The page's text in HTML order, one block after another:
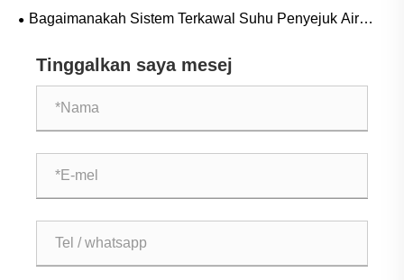
Penyejuk Mandian Ais Dapat Meningkatkan Pengalaman
Bagaimanakah Sistem Terkawal Suhu Penyejuk Air
Tinggalkan saya mesej